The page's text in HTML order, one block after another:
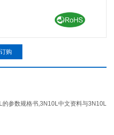
购
参数规格书,3N10L中文资料与3N10L